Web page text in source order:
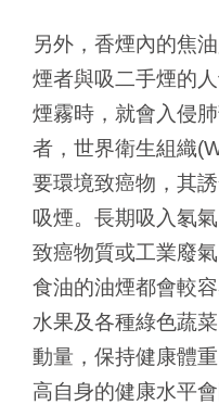
另外，香煙內的焦
煙者與吸二手煙的
煙霧時，就會入侵
者，世界衛生組織
要環境致癌物，其
吸煙。長期吸入氡
致癌物質或工業廢
食油的油煙都會較
水果及各種綠色蔬
動量，保持健康體
高自身的健康水平